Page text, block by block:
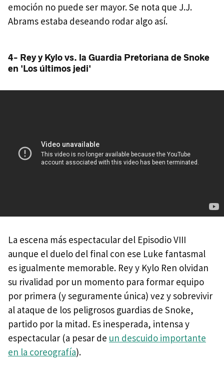
emoción no puede ser mayor. Se nota que J.J.
Abrams estaba deseando rodar algo así.
4- Rey y Kylo vs. la Guardia Pretoriana de Snoke
en 'Los últimos jedi'
La escena más espectacular del Episodio VIII
aunque el duelo del final con ese Luke fantasmal
es igualmente memorable. Rey y Kylo Ren olvidan
su rivalidad por un momento para formar equipo
por primera (y seguramente única) vez y sobrevivir
al ataque de los peligrosos guardias de Snoke,
partido por la mitad. Es inesperada, intensa y
espectacular (a pesar de un descuido importante
en la coreografía).